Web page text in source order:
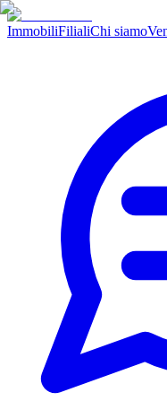
ImmobiliFilialiChi siamo